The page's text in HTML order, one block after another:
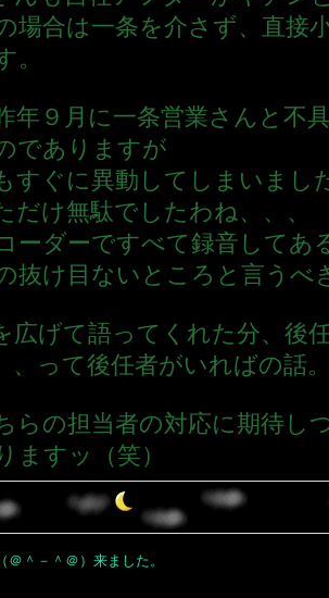
場合は一条を介さず、直接
。
年９月に一条営業さんと不
でありますが
すぐに異動してしまいまし
だけ無駄でしたわね、、
ーダーですべて録音してあ
抜け目ないところと言うべ
広げて語ってくれた分、後
、って後任者がいればの話
らの担当者の対応に期待し
ますッ（笑）
＠＾－＾＠）来ました。